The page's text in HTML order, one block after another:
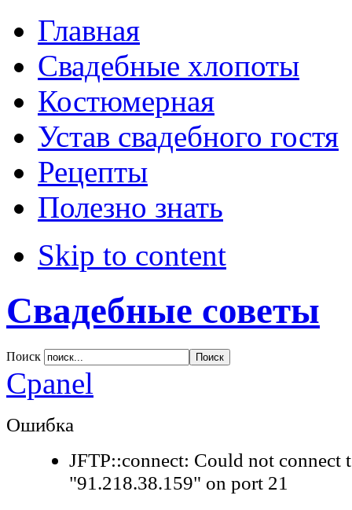
Главная
Свадебные хлопоты
Костюмерная
Устав свадебного гостя
Рецепты
Полезно знать
Skip to content
Свадебные советы
Поиск
Direction
LTR
RTL
Menu Style
Mega Menu
CSS Menu
Split Menu
Apply Reset
Cpanel
Ошибка
JFTP::connect: Could not connect
"91.218.38.159" on port 21